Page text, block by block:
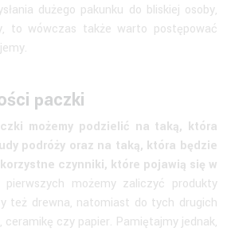
dużego pakunku do bliskiej osoby,
to wówczas także warto postępować
paczki
możemy podzielić na taką, która
podróży oraz na taką, która będzie
czynniki, które pojawią się w
możemy zaliczyć produkty
też drewna, natomiast do tych drugich
ceramikę czy papier. Pamiętajmy jednak,